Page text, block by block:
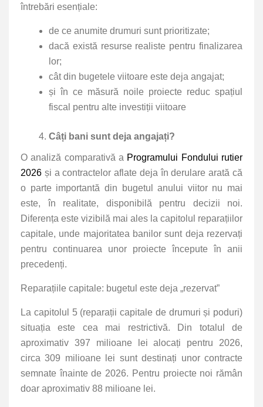
întrebări esențiale:
de ce anumite drumuri sunt prioritizate;
dacă există resurse realiste pentru finalizarea
lor;
cât din bugetele viitoare este deja angajat;
și în ce măsură noile proiecte reduc spațiul
fiscal pentru alte investiții viitoare
Câți bani sunt deja angajați?
O analiză comparativă a Programului Fondului rutier
2026 și a contractelor aflate deja în derulare arată că
o parte importantă din bugetul anului viitor nu mai
este, în realitate, disponibilă pentru decizii noi.
Diferența este vizibilă mai ales la capitolul reparațiilor
capitale, unde majoritatea banilor sunt deja rezervați
pentru continuarea unor proiecte începute în anii
precedenți.
Reparațiile capitale: bugetul este deja „rezervat”
La capitolul 5 (reparații capitale de drumuri și poduri)
situația este cea mai restrictivă. Din totalul de
aproximativ 397 milioane lei alocați pentru 2026,
circa 309 milioane lei sunt destinați unor contracte
semnate înainte de 2026. Pentru proiecte noi rămân
doar aproximativ 88 milioane lei.